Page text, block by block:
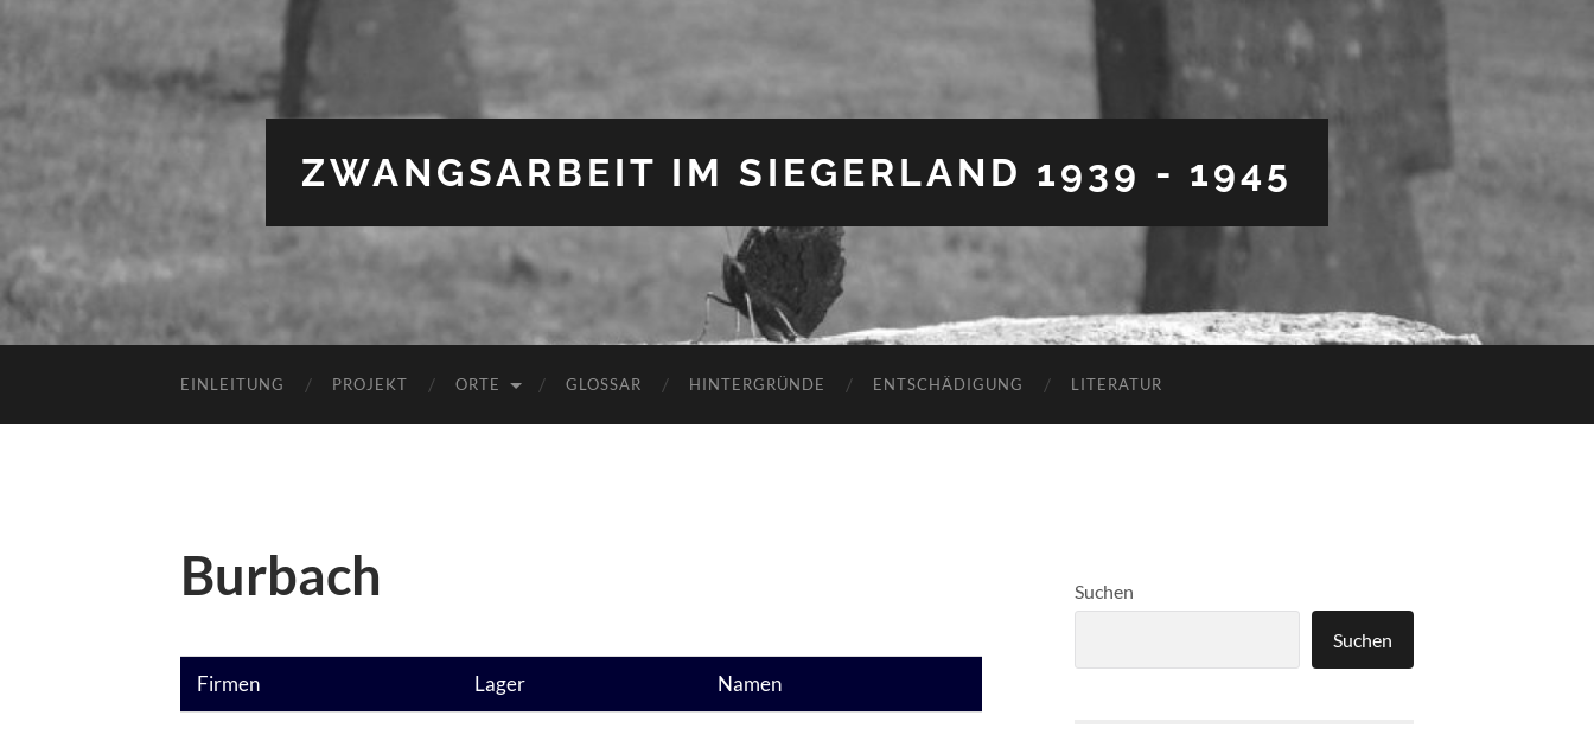
ZWANGSARBEIT IM SIEGERLAND 1939 - 1945
EINLEITUNG PROJEKT ORTE GLOSSAR HINTERGRÜNDE ENTSCHÄDIGUNG LITERATUR
Burbach
Firmen Lager Namen
Suchen
Suchen